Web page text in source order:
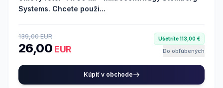
Systems. Chcete použi...
139,00 EUR
26,00 EUR
Ušetríte 113,00 €
Do obľúbených
Kúpiť v obchode